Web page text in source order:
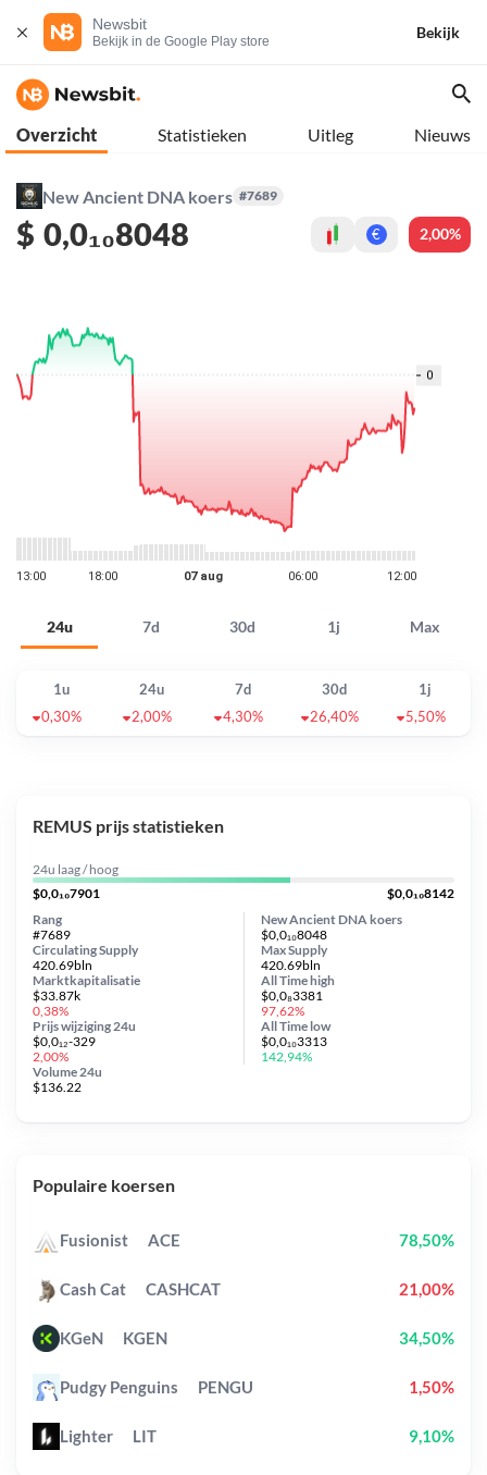
Newsbit
Bekijk in de Google Play store
Bekijk
Overzicht Statistieken Uitleg Nieuws
New Ancient DNA koers #7689
$ 0,0₁₀8048 € 2,00%
24u 7d 30d 1j Max
1u 24u 7d 30d
1j
0,30%
2,00% 4,30% 26,40% 5,50%
REMUS prijs statistieken
24u laag / hoog
$0,0₁₀7901
$0,0₁₀8142
New Ancient DNA koers
$0,0₁₀8048
Circulating Supply
420.69bln
Prijs wijziging 24u
$0,0₁₂-329
2,00%
Max Supply
420.69bln
Marktkapitalisatie
$33.87k
0,38%
Volume 24u
$136.22
Rang
#7689
All Timehigh
$0,0₈3381
97,62%
All Time low
$0,0₁₀3313
142,94%
Populaire koersen
Fusionist ACE 78,50%
Cash Cat CASHCAT 21,00%
KGeN KGEN 34,50%
Pudgy Penguins PENGU 1,50%
Lighter LIT 9,10%